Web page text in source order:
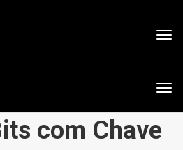
com Chave